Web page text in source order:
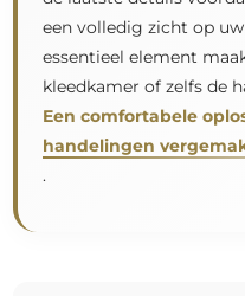
vervaardigen spiegels
nodigen u uit om uw
ontwerp te sturen naar
winkel@alfaram.nl